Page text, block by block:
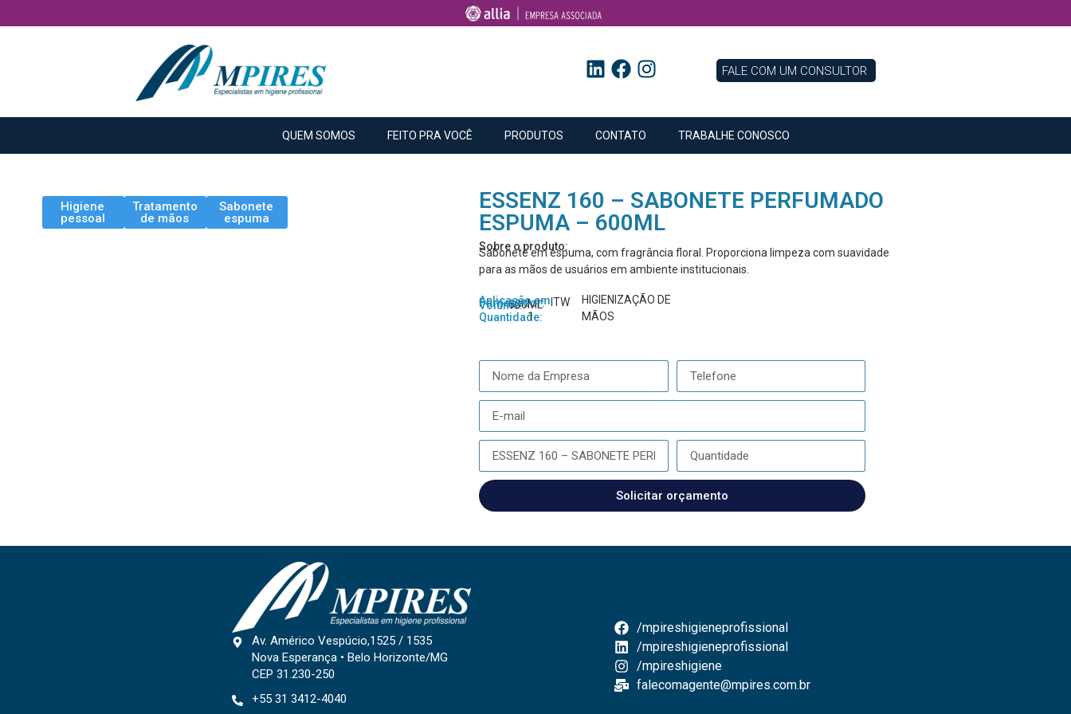
FALE COM UM CONSULTOR
QUEM SOMOS FEITO PRA VOCÊ PRODUTOS CONTATO TRABALHE CONOSCO
Higiene
pessoal
Tratamento
de mãos
Sabonete
espuma
ESSENZ 160 – SABONETE PERFUMADO
ESPUMA – 600ML
Sobre o produto:
Sabonete em espuma, com fragrância floral. Proporciona limpeza com suavidade
para as mãos de usuários em ambiente institucionais.
Fornecedor: ITW
Quantidade:
1
Volume:600ML
Aplicação em:
HIGIENIZAÇÃO DE
MÃOS
Solicitar orçamento
Av. Américo Vespúcio,1525 / 1535
Nova Esperança • Belo Horizonte/MG
CEP 31.230-250
+55 31 3412-4040
/mpireshigieneprofissional
/mpireshigieneprofissional
/mpireshigiene
falecomagente@mpires.com.br